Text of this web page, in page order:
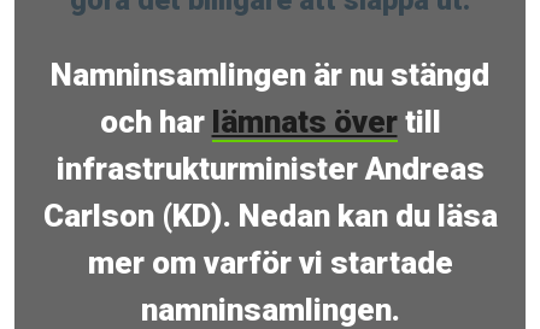
Namninsamlingen är nu stängd
och har lämnats övertill
infrastrukturminister Andreas
Carlson (KD). Nedan kan du läsa
mer om varför vi startade
namninsamlingen.